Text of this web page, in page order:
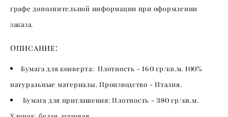
графе дополнительной информации при оформлении
заказа.
Описание:
​Бумага для конверта: Плотность -160 гр/кв.м. 100%
натуральные материалы. Производство - Италия.
Бумага для приглашения: Плотность -380 гр/кв.м.